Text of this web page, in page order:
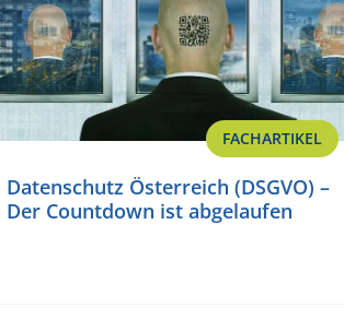
FACHARTIKEL
Datenschutz Österreich (DSGVO) –
Der Countdown ist abgelaufen